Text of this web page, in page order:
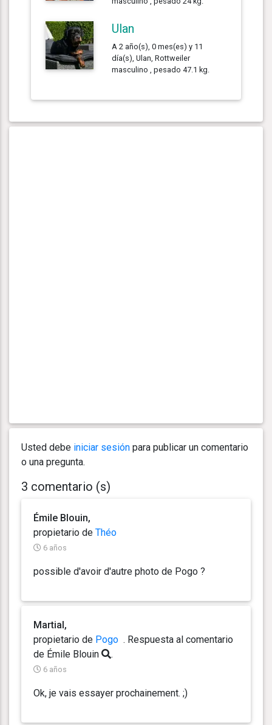
Ulan
A 2 año(s), 0 mes(es) y 11
día(s), Ulan, Rottweiler
masculino , pesado 47.1 kg.
Usted debe iniciar sesión para publicar un comentario
o una pregunta.
3 comentario (s)
Émile Blouin,
propietario de Théo
6 años
possible d'avoir d'autre photo de Pogo ?
Martial,
propietario de Pogo . Respuesta al comentario
de Émile Blouin
.
6 años
Ok, je vais essayer prochainement. ;)